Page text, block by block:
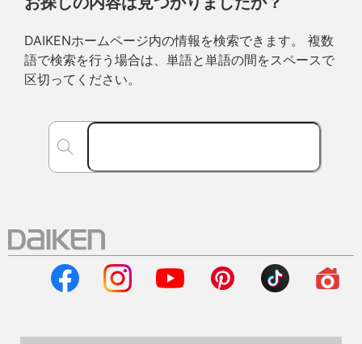
DAIKENホームページ内の情報を検索できます。 複数
語で検索を行う場合は、単語と単語の間をスペースで
区切ってください。